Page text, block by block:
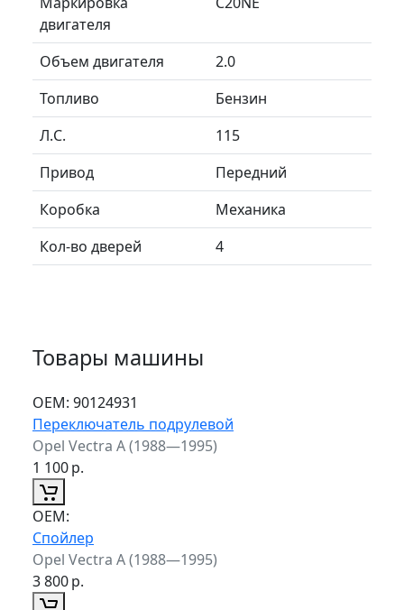
двигателя
Объем двигателя
2.0
Топливо
Бензин
Л.C.
115
Привод
Передний
Коробка
Механика
Кол-во дверей
4
Товары машины
ОЕМ: 90124931
Переключатель подрулевой
Opel Vectra A (1988—1995)
1 100р.
ОЕМ:
Спойлер
Opel Vectra A (1988—1995)
3 800р.